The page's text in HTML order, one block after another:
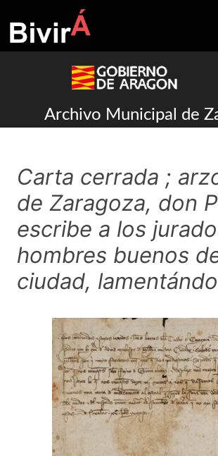
to
content
Archivo Municipal de
Carta cerrada ;
de Zaragoza, don
escribe a los
hombres buenos
ciudad,